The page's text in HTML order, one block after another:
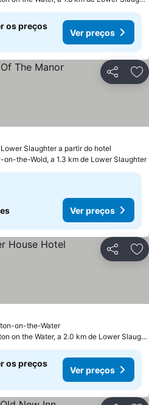
os preços
Ver preços
Partilhar
Slaughter a partir do hotel
on-the-Wold, a 1.3 km de Lower Slaughter
Ver preços
Partilhar
on-the-WaterVer preços
preços
on the Water, a 2.0 km de Lower
os preços
Ver preços